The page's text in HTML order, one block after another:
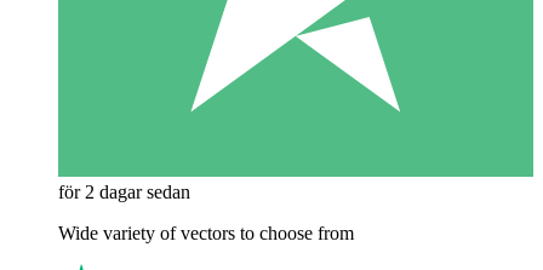
för 2 dagar sedan
Wide variety of vectors to choose from